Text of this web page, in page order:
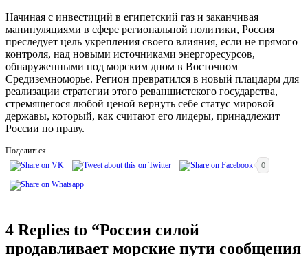
Начиная с инвестиций в египетский газ и заканчивая
манипуляциями в сфере региональной политики, Россия
преследует цель укрепления своего влияния, если не прямого
контроля, над новыми источниками энергоресурсов,
обнаруженными под морским дном в Восточном
Средиземноморье. Регион превратился в новый плацдарм для
реализации стратегии этого реваншистского государства,
стремящегося любой ценой вернуть себе статус мировой
державы, который, как считают его лидеры, принадлежит
России по праву.
Поделиться...
0
4 Replies to “Россия силой
продавливает морские пути сообщения